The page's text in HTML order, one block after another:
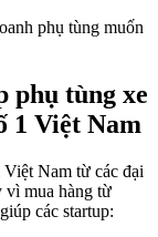
phụ tùng muốn
phụ tùng xe
1 Việt Nam
Việt Nam từ các đại
vì mua hàng từ
các startup: